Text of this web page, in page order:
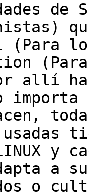
de
(Para
allí
importa
LINUX
a
o